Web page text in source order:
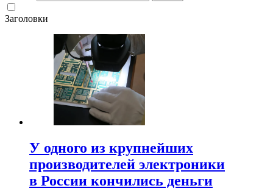
Заголовки
У одного из крупнейших
производителей электроники
в России кончились деньги